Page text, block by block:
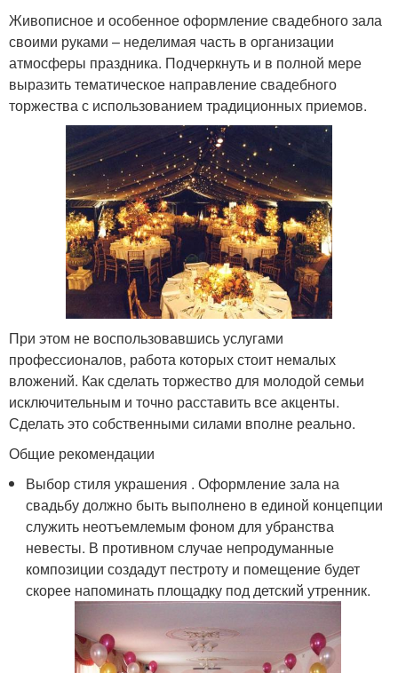
Живописное и особенное оформление свадебного зала
своими руками – неделимая часть в организации
атмосферы праздника. Подчеркнуть и в полной мере
выразить тематическое направление свадебного
торжества с использованием традиционных приемов.
При этом не воспользовавшись услугами
профессионалов, работа которых стоит немалых
вложений. Как сделать торжество для молодой семьи
исключительным и точно расставить все акценты.
Сделать это собственными силами вполне реально.
Общие рекомендации
Выбор стиля украшения . Оформление зала на
свадьбу должно быть выполнено в единой концепции
служить неотъемлемым фоном для убранства
невесты. В противном случае непродуманные
композиции создадут пестроту и помещение будет
скорее напоминать площадку под детский утренник.